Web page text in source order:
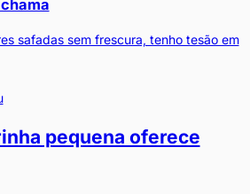
safadas sem frescura, tenho tesão em
pequena oferece